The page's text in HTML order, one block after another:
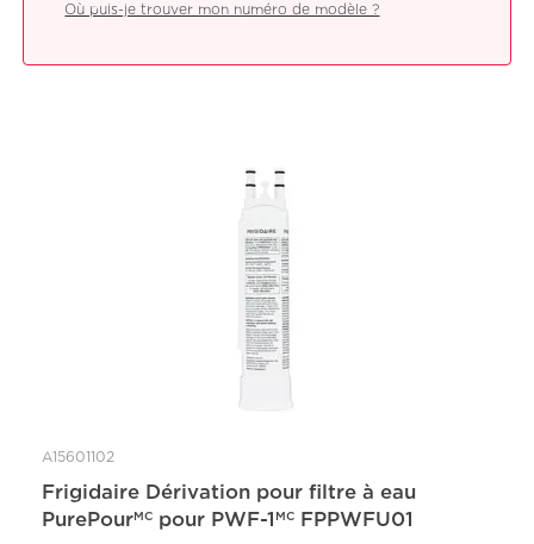
Où puis-je trouver mon numéro de modèle ?
A15601102
Frigidaire Dérivation pour filtre à eau
PurePourMC pour PWF-1 MC FPPWFU01